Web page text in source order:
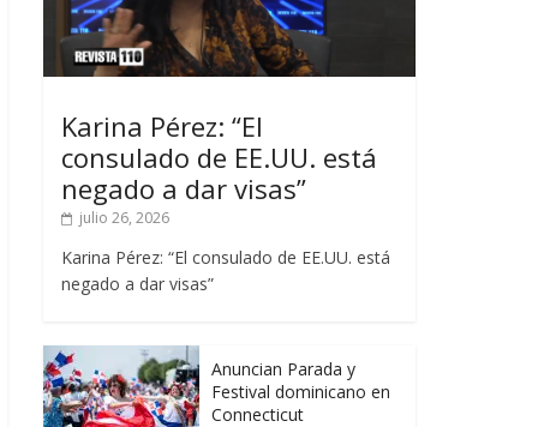
Karina Pérez: “El
consulado de EE.UU. está
negado a dar visas”
julio 26, 2026
Karina Pérez: “El consulado de EE.UU. está
negado a dar visas”
Anuncian Parada y
Festival dominicano en
Connecticut